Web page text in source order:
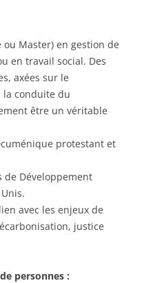
Master) en gestion de
en travail social. Des
axées sur le
conduite du
être un véritable
protestant et
de Développement
avec les enjeux de
justice
personnes :